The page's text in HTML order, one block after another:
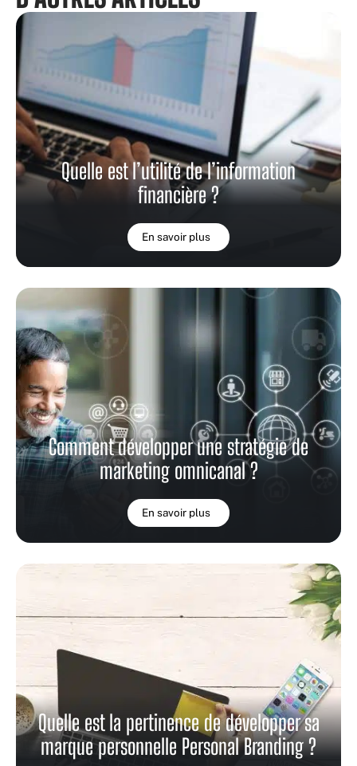
Quelle est l’utilité de l’information
financière ?
En savoir plus
Comment développer une stratégie de
marketing omnicanal ?
En savoir plus
Quelle est la pertinence de développer sa
marque personnelle Personal Branding ?